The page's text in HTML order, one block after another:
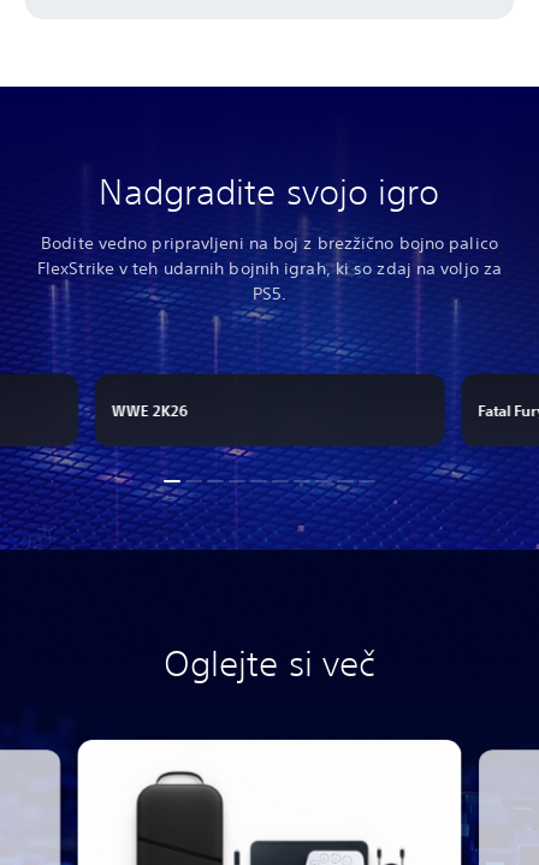
Nadgradite svojo igro
Bodite vedno pripravljeni na boj z brezžično bojno palico
FlexStrike v teh udarnih bojnih igrah, ki so zdaj na voljo za
PS5.
WWE 2K26 Fatal
Oglejte si več